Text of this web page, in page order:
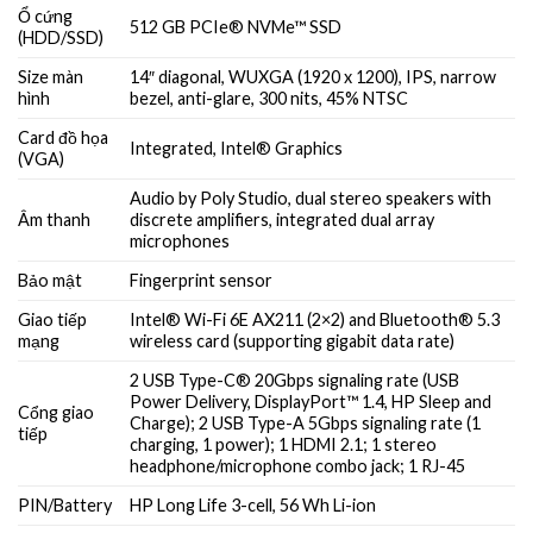
Ổ cứng
(HDD/SSD)
512 GB PCIe® NVMe™ SSD
Size màn
hình
14″ diagonal, WUXGA (1920 x 1200), IPS, narrow
bezel, anti-glare, 300 nits, 45% NTSC
Card đồ họa
(VGA)
Integrated, Intel® Graphics
Âm thanh
Audio by Poly Studio, dual stereo speakers with
discrete amplifiers, integrated dual array
microphones
Bảo mật
Fingerprint sensor
Giao tiếp
mạng
Intel® Wi-Fi 6E AX211 (2×2) and Bluetooth® 5.3
wireless card (supporting gigabit data rate)
Cổng giao
tiếp
2 USB Type-C® 20Gbps signaling rate (USB
Power Delivery, DisplayPort™ 1.4, HP Sleep and
Charge); 2 USB Type-A 5Gbps signaling rate (1
charging, 1 power); 1 HDMI 2.1; 1 stereo
headphone/microphone combo jack; 1 RJ-45
PIN/Battery
HP Long Life 3-cell, 56 Wh Li-ion